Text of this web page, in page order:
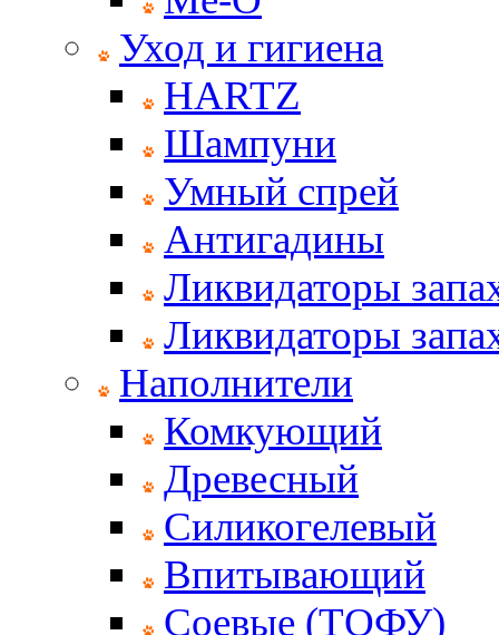
Уход и гигиена
HARTZ
Шампуни
Умный спрей
Антигадины
Ликвидаторы
Ликвидаторы
Наполнители
Комкующий
Древесный
Силикогелевый
Впитывающий
Соевые (ТОФУ)